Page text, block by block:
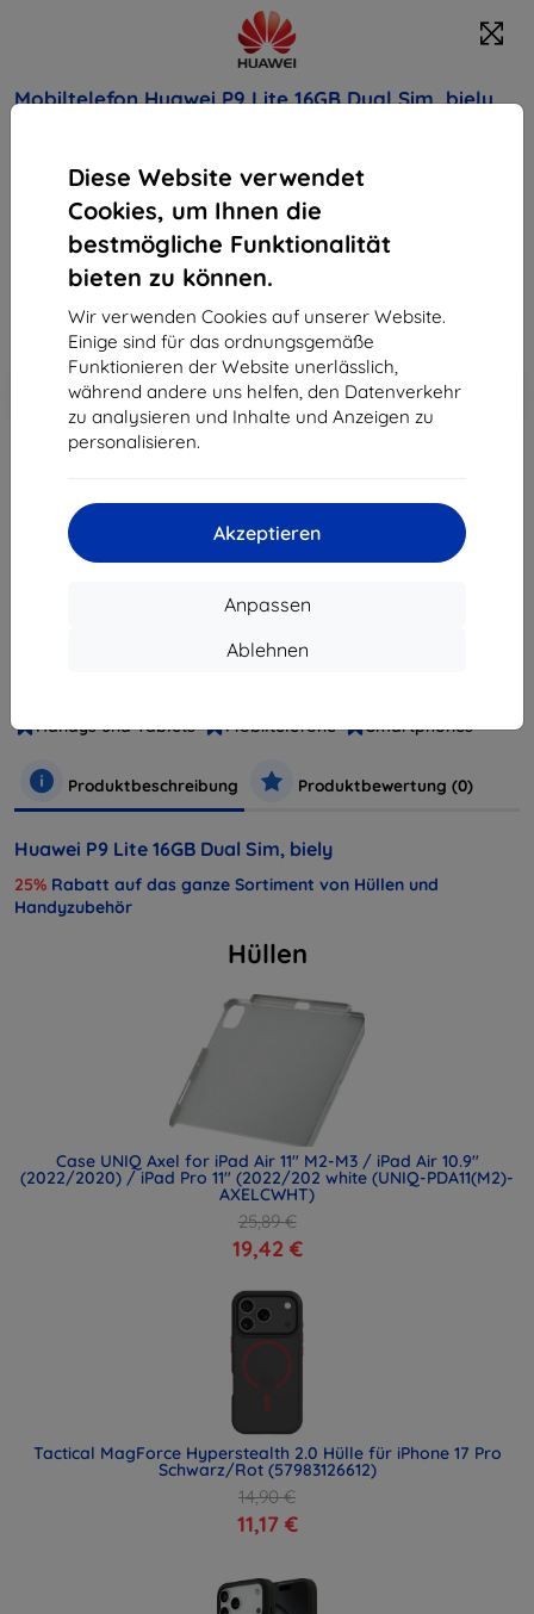
Diese Website verwendet
Cookies, um Ihnen die
bestmögliche Funktionalität
bieten zu können.
Wir verwenden Cookies auf unserer Website.
Einige sind für das ordnungsgemäße
Funktionieren der Website unerlässlich,
während andere uns helfen, den Datenverkehr
zu analysieren und Inhalte und Anzeigen zu
personalisieren.
Akzeptieren
Anpassen
Ablehnen
Mobiltelefon Huawei P9 Lite 16GB Dual Sim, biely
Rabatt
auf sämtliches Zubehör dafür!
310,90 €
279,80 €
ohne MWSt 235,13 €
-10%
Rabatt mit Gutschein
EXTRA10
Warenkorb
ausverkauft
Handys und Tablets
Mobiltelefone Smartphones
Produktbeschreibung Produktbewertung (0)
Huawei P9 Lite 16GB Dual Sim, biely
25% Rabatt auf das ganze Sortiment von Hüllen und
Handyzubehör
Hüllen
Case UNIQ Axel for iPad Air 11" M2-M3 / iPad Air 10.9"
(2022/2020) / iPad Pro 11" (2022/202 white (UNIQ-PDA11(M2)-
AXELCWHT)
25,89 €
19,42 €
Tactical MagForce Hyperstealth 2.0 Hülle für iPhone 17 Pro
Schwarz/Rot (57983126612)
14,90 €
11,17 €